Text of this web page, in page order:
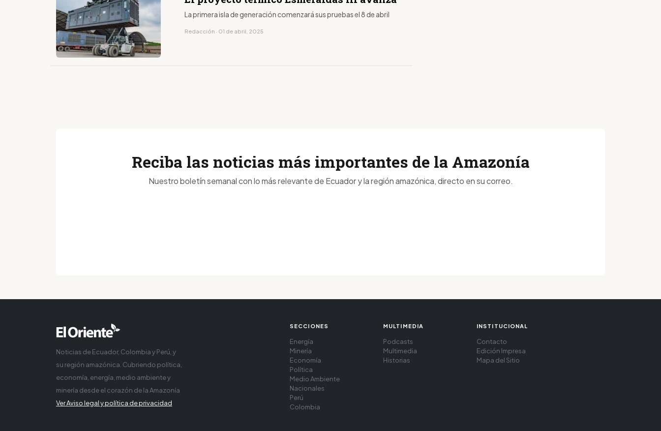
La primera isla de generación comenzará sus pruebas el 8 de abril
Redacción · 01 de abril, 2025
Reciba las noticias más importantes de la Amazonía
Nuestro boletín semanal con lo más relevante de Ecuador y la región amazónica, directo en su correo.
Noticias de Ecuador, Colombia y Perú, y
su región amazónica. Cubriendo política,
economía, energía, medio ambiente y
minería desde el corazón de la Amazonía
Ver Aviso legal y política de privacidad
SECCIONES
Energía
Minería
Economía
Política
Medio Ambiente
Nacionales
Perú
Colombia
MULTIMEDIA
Podcasts
Multimedia
Historias
INSTITUCIONAL
Contacto
Edición Impresa
Mapa del Sitio